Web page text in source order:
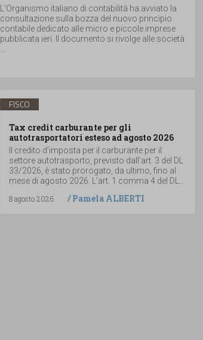
L’Organismo italiano di contabilità ha avviato la
consultazione sulla bozza del nuovo principio
contabile dedicato alle micro e piccole imprese
pubblicata ieri. Il documento si rivolge alle società
...
FISCO
Tax credit carburante per gli
autotrasportatori esteso ad agosto 2026
Il credito d’imposta per il carburante per il
settore autotrasporto, previsto dall’art. 3 del DL
33/2026, è stato prorogato, da ultimo, fino al
mese di agosto 2026. L’art. 1 comma 4 del DL...
8 agosto 2026
/Pamela ALBERTI